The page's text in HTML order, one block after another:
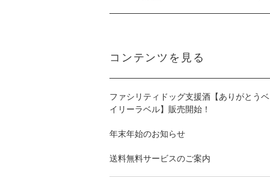
コンテンツを見る
ファシリティドッグ支援酒【ありがとうベ
イリーラベル】販売開始！
年末年始のお知らせ
送料無料サービスのご案内